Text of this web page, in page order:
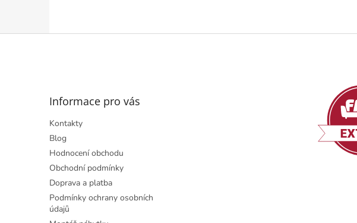
Informace pro vás
Kontakty
Blog
Hodnocení obchodu
Obchodní podmínky
Doprava a platba
Podmínky ochrany osobních
údajů